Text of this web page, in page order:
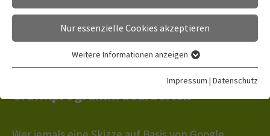
The old fashioned way: Karten mit
Grafikprogramm bearbeiten
Nur essenzielle Cookies akzeptieren
Essenzielle Cookies werden für grundlegende Funktionen der
Webseite benötigt. Dadurch ist gewährleistet, dass die
Webseite einwandfrei funktioniert.
Weitere Informationen anzeigen
Impressum | Datenschutz